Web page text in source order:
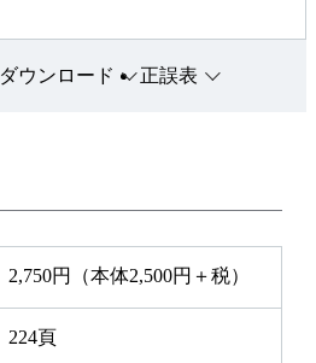
ダウンロード 正誤表
2,750円（本体2,500円＋税）
224頁